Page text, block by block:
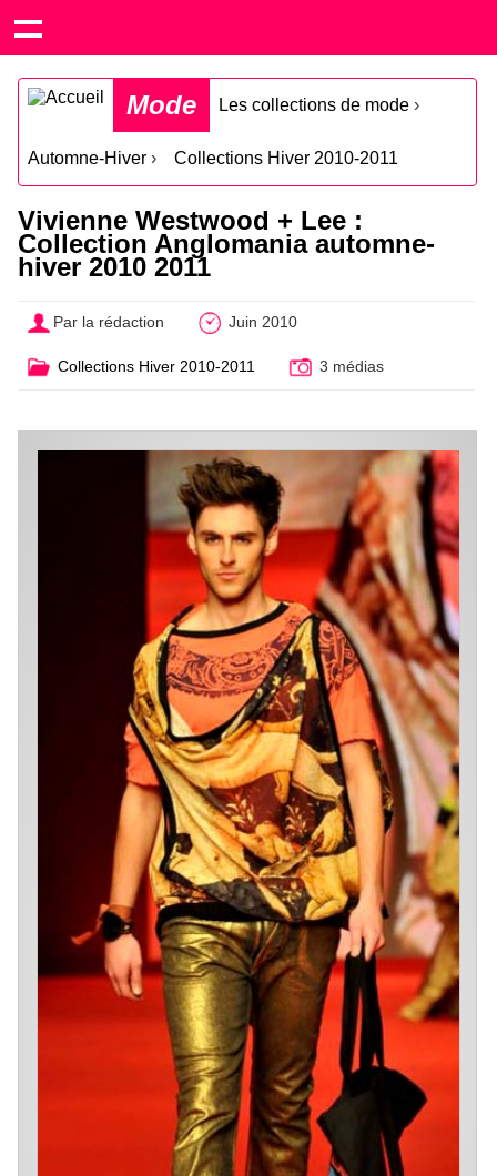
Mode Les collections de mode ›
Automne-Hiver › Collections Hiver 2010-2011
Vivienne Westwood + Lee :
Collection Anglomania automne-
hiver 2010 2011
Par la rédaction Juin 2010
Collections Hiver 2010-2011 3 médias